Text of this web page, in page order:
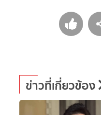
ข่าวที่เกี่ยวข้อง